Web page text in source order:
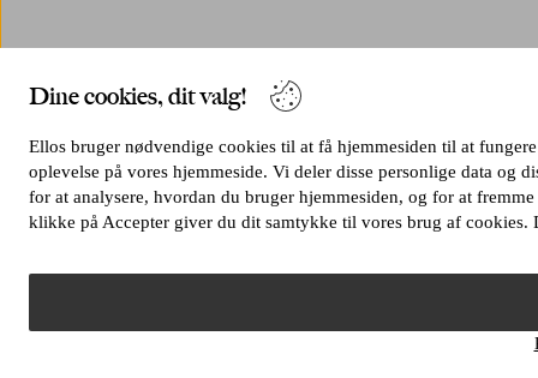
Dine cookies, dit valg!
Ellos bruger nødvendige cookies til at få hjemmesiden til at
oplevelse på vores hjemmeside. Vi deler disse personlige data og
for at analysere, hvordan du bruger hjemmesiden, og for at
klikke på Accepter giver du dit samtykke til vores brug af